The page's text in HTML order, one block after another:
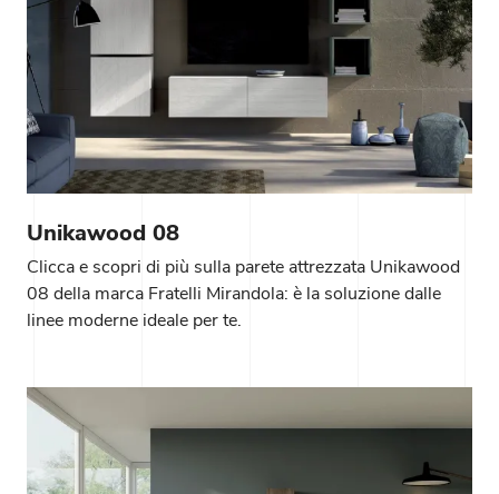
Unikawood 08
Clicca e scopri di più sulla parete attrezzata Unikawood
08 della marca Fratelli Mirandola: è la soluzione dalle
linee moderne ideale per te.